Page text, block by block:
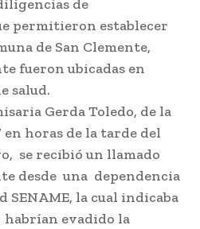
de
permitieron establecer
de San Clemente,
fueron ubicadas en
salud.
Gerda Toledo, de la
en horas de la tarde del
se recibió un llamado
desde una dependencia
SENAME, la cual indicaba
habrían evadido la